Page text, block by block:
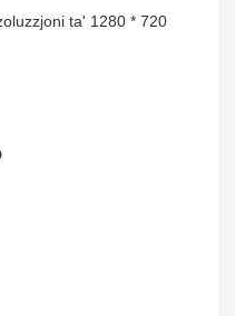
ta' 1280 * 720